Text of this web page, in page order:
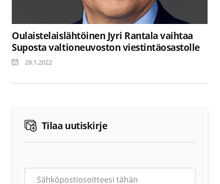
Oulaistelaislähtöinen Jyri Rantala vaihtaa
Suposta valtioneuvoston viestintäosastolle
28.1.2022
Tilaa uutiskirje